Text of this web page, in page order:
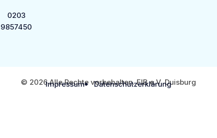
0203
9857450
© 2026 Alle Rechte vorbehalten. FIB e.V. Duisburg
Impressum Datenschutzerklärung